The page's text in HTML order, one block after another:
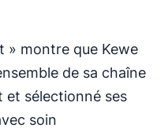
» montre que Kewe
de sa chaîne
et sélectionné ses
soin